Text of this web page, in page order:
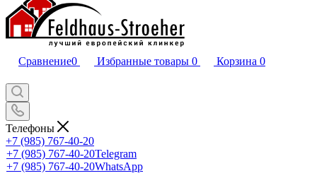
Сравнение0 Избранные товары 0 Корзина 0
Телефоны
+7 (985) 767-40-20
+7 (985) 767-40-20Telegram
+7 (985) 767-40-20WhatsApp